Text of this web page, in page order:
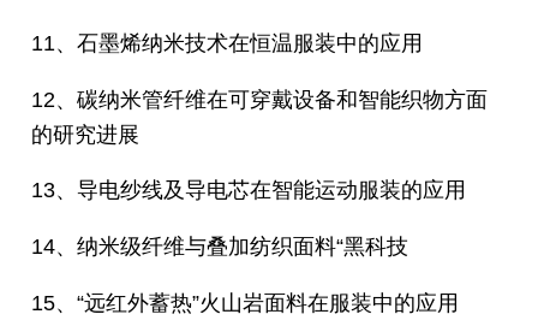
11、石墨烯纳米技术在恒温服装中的应用
12、碳纳米管纤维在可穿戴设备和智能织物方面
的研究进展
13、导电纱线及导电芯在智能运动服装的应用
14、纳米级纤维与叠加纺织面料“黑科技
15、“远红外蓄热”火山岩面料在服装中的应用